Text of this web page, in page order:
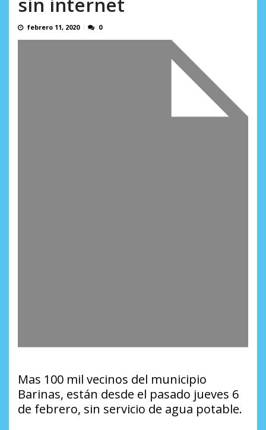
febrero 11, 2020 0
Mas 100 mil vecinos del municipio
Barinas, están desde el pasado jueves 6
de febrero, sin servicio de agua potable.